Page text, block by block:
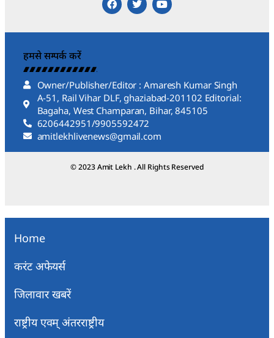
हमसे सम्पर्क करें
Owner/Publisher/Editor : Amaresh Kumar Singh
A-51, Rail Vihar DLF, ghaziabad-201102 Editorial:
Bagaha, West Champaran, Bihar, 845105
6206442951/9905592472
amitlekhlivenews@gmail.com
© 2023 Amit Lekh . All Rights Reserved
Home
करंट अफेयर्स
जिलावार खबरें
राष्ट्रीय एवम् अंतरराष्ट्रीय